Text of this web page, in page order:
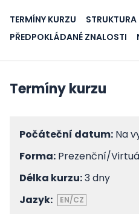
TERMÍNY KURZU
STRUKTURA
PŘEDPOKLÁDANÉ ZNALOSTI
Termíny kurzu
Počáteční datum: Na
Forma: Prezenční/
Délka kurzu:3 dny
Jazyk:
EN/CZ